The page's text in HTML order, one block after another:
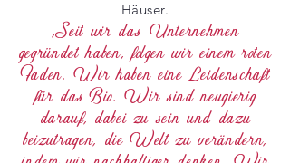
Häuser.
„Seit wir das Unternehmen
gegründet haben, folgen wir einem roten
Faden. Wir haben eine Leidenschaft
für das Bio. Wir sind neugierig
darauf, dabei zu sein und dazu
beizutragen, die Welt zu verändern,